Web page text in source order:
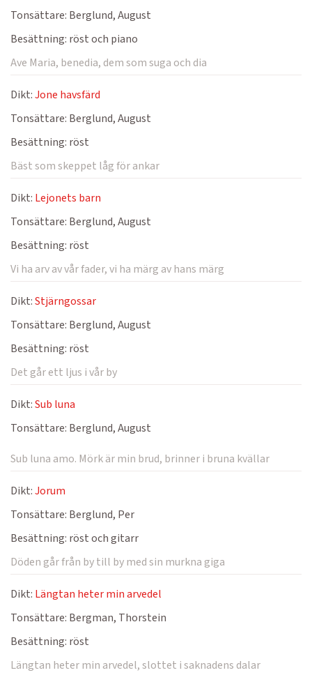
Tonsättare: Berglund, August
Besättning: röst och piano
Ave Maria, benedia, dem som suga och dia
Dikt:Jone havsfärd
Tonsättare: Berglund, August
Besättning: röst
Bäst som skeppet låg för ankar
Dikt: Lejonets barn
Tonsättare: Berglund, August
Besättning: röst
Vi ha arv av vår fader, vi ha märg av hans märg
Dikt:Stjärngossar
Tonsättare: Berglund, August
Besättning: röst
Det går ett ljus i vår by
Dikt:Sub luna
Tonsättare: Berglund, August
Sub luna amo. Mörk är min brud, brinner i bruna kvällar
Dikt:Jorum
Tonsättare: Berglund, Per
Besättning: röst och gitarr
Döden går från by till by med sin murkna giga
Dikt: Längtan heter min arvedel
Tonsättare: Bergman, Thorstein
Besättning: röst
Längtan heter min arvedel, slottet i saknadens dalar